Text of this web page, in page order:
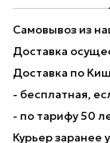
Самовывоз из
Доставка
Доставка по
- бесплатная,
- по тарифу 50
Курьер заранее